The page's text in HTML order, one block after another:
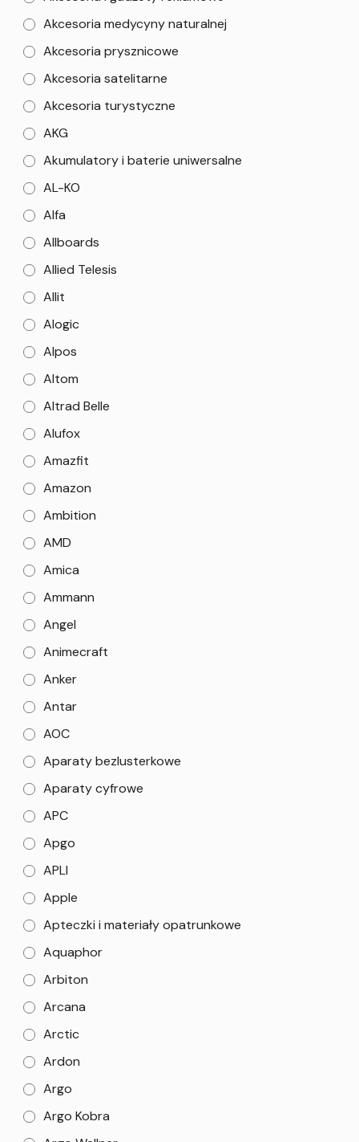
Akcesoria medycyny naturalnej
Akcesoria prysznicowe
Akcesoria satelitarne
Akcesoria turystyczne
AKG
Akumulatory i baterie uniwersalne
AL-KO
Alfa
Allboards
Allied Telesis
Allit
Alogic
Alpos
Altom
Altrad Belle
Alufox
Amazfit
Amazon
Ambition
AMD
Amica
Ammann
Angel
Animecraft
Anker
Antar
AOC
Aparaty bezlusterkowe
Aparaty cyfrowe
APC
Apgo
APLI
Apple
Apteczki i materiały opatrunkowe
Aquaphor
Arbiton
Arcana
Arctic
Ardon
Argo
Argo Kobra